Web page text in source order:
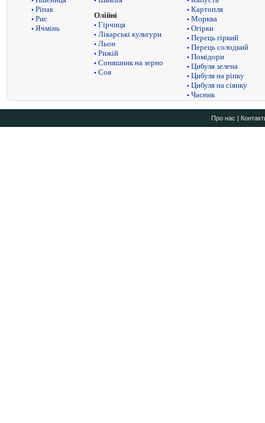
• Ріпак
• Рис
• Ячмінь
Олійні
• Гірчиця
• Лікарські культури
• Льон
• Рижій
• Соняшник на зерно
• Соя
• Картопля
• Морква
• Огірки
• Перець гіркий
• Перець солодкий
• Помідори
• Цибуля зелена
• Цибуля на ріпку
• Цибуля на сіянку
• Часник
Про нас |